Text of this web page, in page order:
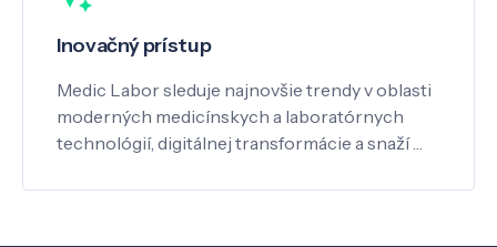
Inovačný prístup
Medic Labor sleduje najnovšie trendy v oblasti
moderných medicínskych a laboratórnych
technológií, digitálnej transformácie a snaží …